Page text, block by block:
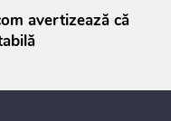
avertizează că